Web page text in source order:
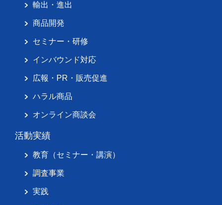
輸出・進出
商品開発
セミナー・研修
インバウンド対応
広報・PR・販売促進
ハラル商品
オンライン商談会
活動実績
教育（セミナー・講演）
調査事業
実践